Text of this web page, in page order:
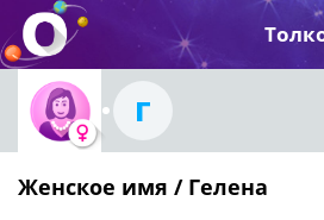
Г
Женское имя / Гелена